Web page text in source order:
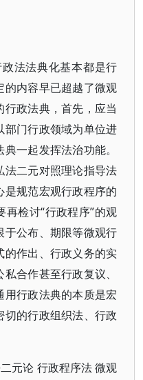
法法典化基本都是行
内容早已超越了微观
政法典，首先，应当
门行政领域为单位进
一起发挥法治功能。
二元对照理论指导法
规范宏观行政程序的
检讨“行政程序”的观
公布、期限等微观行
作出、行政义务的实
合作甚至行政复议、
行政法典的本质是宏
的行政组织法、行政
元论 行政程序法 微观